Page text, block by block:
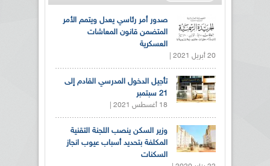
صدور أمر رئاسي يعدل ويتمم الأمر
المتضمن قانون المعاشات
العسكرية
20 أبريل 2021 |
تأجيل الدخول المدرسي القادم إلى
21 سبتمبر
18 أغسطس 2021 |
وزير السكن ينصب اللجنة التقنية
المكلفة بتحديد أسباب عيوب انجاز
السكنات